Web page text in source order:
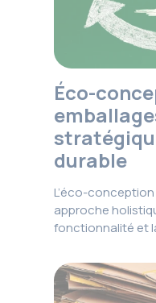
Éco-
durable
L’éco-
approche
fonctionnalité et